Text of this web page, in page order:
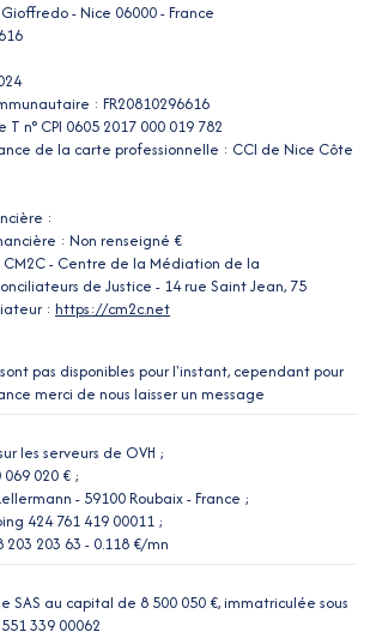
- Nice 06000 - France
: FR20810296616
n° CPI 0605 2017 000 019 782
de la carte professionnelle : CCI de Nice Côte
:
: Non renseigné €
- Centre de la Médiation de la
de Justice - 14 rue Saint Jean, 75
: https://cm2c.net
pas disponibles pour l'instant, cependant pour
merci de nous laisser un message
les serveurs de OVH ;
020 € ;
- 59100 Roubaix - France ;
424 761 419 00011 ;
203 63 - 0.118 €/mn
SAS au capital de 8 500 050 €, immatriculée sous
339 00062